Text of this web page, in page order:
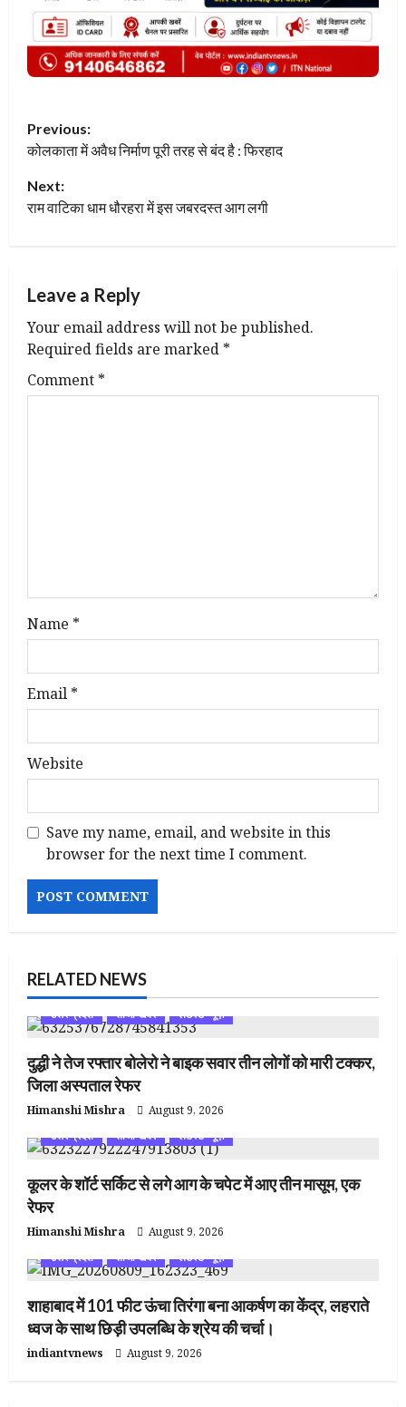
Previous:
कोलकाता में अवैध निर्माण पूरी तरह से बंद है : फिरहाद
Next:
राम वाटिका धाम धौरहरा में इस जबरदस्त आग लगी
Leave a Reply
Your email address will not be published.
Required fields are marked *
Comment *
Name *
Email *
Website
Save my name, email, and website in this
browser for the next time I comment.
RELATED NEWS
उत्तर प्रदेश ताजा खबर लेटेस्ट न्यूज़
दुद्धी ने तेज रफ्तार बोलेरो ने बाइक सवार तीन लोगों को मारी टक्कर,
जिला अस्पताल रेफर
Himanshi Mishra
August 9, 2026
उत्तर प्रदेश
ताजा खबर लेटेस्ट न्यूज़
कूलर के शॉर्ट सर्किट से लगे आग के चपेट में आए तीन मासूम, एक
रेफर
Himanshi Mishra
August 9, 2026
उत्तर प्रदेश
ताजा खबर लेटेस्ट न्यूज़
शाहाबाद में 101 फीट ऊंचा तिरंगा बना आकर्षण का केंद्र, लहराते
ध्वज के साथ छिड़ी उपलब्धि के श्रेय की चर्चा।
indiantvnews August 9, 2026